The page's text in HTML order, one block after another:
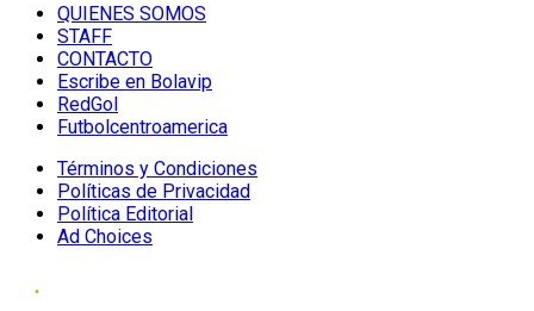
QUIENES SOMOS
STAFF
CONTACTO
Escribe en Bolavip
RedGol
Futbolcentroamerica
Términos y Condiciones
Políticas de Privacidad
Política Editorial
Ad Choices